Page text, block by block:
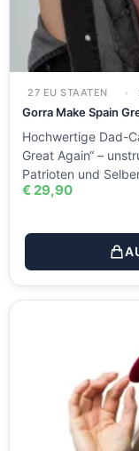
27 EU STAATEN
Gorra Make Spain
Hochwertige Dad-
Great Again“ –
Patrioten und
€ 29,90